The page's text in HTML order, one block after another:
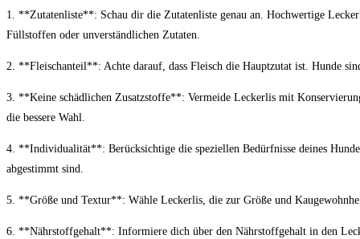
1. **Zutatenliste**: Schau dir die Zutatenliste genau an. Hochwertige
Füllstoffen oder unverständlichen Zutaten.
2. **Fleischanteil**: Achte darauf, dass Fleisch die Hauptzutat ist. Hunde
3. **Keine schädlichen Zusatzstoffe**: Vermeide Leckerlis mit
die bessere Wahl.
4. **Individualität**: Berücksichtige die speziellen Bedürfnisse deines
abgestimmt sind.
5. **Größe und Textur**: Wähle Leckerlis, die zur Größe und
6. **Nährstoffgehalt**: Informiere dich über den Nährstoffgehalt in den